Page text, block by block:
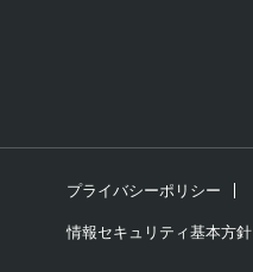
プライバシーポリシー
情報セキュリティ基本方針